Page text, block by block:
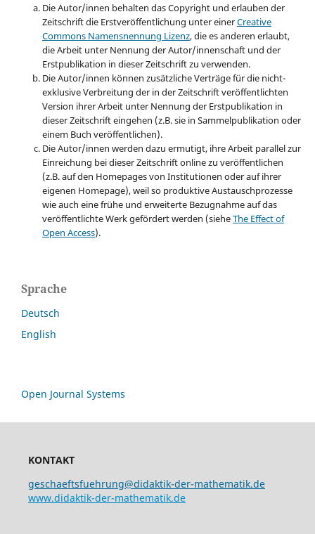
Die Autor/innen behalten das Copyright und erlauben der
Zeitschrift die Erstveröffentlichung unter einerCreative
Commons Namensnennung Lizenz, die es anderen erlaubt,
die Arbeit unter Nennung der Autor/innenschaft und der
Erstpublikation in dieser Zeitschrift zu verwenden.
Die Autor/innen können zusätzliche Verträge für die nicht-
exklusive Verbreitung der in der Zeitschrift veröffentlichten
Version ihrer Arbeit unter Nennung der Erstpublikation in
dieser Zeitschrift eingehen (z.B. sie in Sammelpublikation oder
einem Buch veröffentlichen).
Die Autor/innen werden dazu ermutigt, ihre Arbeit parallel zur
Einreichung bei dieser Zeitschrift online zu veröffentlichen
(z.B. auf den Homepages von Institutionen oder auf ihrer
eigenen Homepage), weil so produktive Austauschprozesse
wie auch eine frühe und erweiterte Bezugnahme auf das
veröffentlichte Werk gefördert werden (sieheThe Effect of
Open Access).
Sprache
Deutsch
English
Open Journal Systems
KONTAKT
geschaeftsfuehrung@didaktik-der-mathematik.de
www.didaktik-der-mathematik.de